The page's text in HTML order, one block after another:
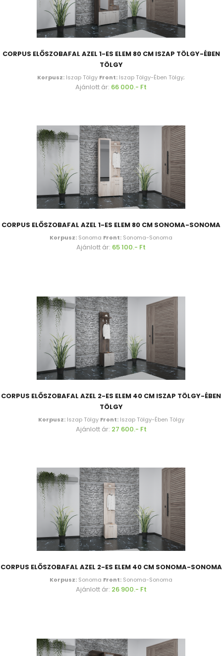
CORPUS ELŐSZOBAFAL AZEL 1-ES ELEM 80 CM ISZAP TÖLGY-ÉBEN
TÖLGY
Korpusz: Iszap Tölgy Front: Iszap Tölgy-Ében Tölgy;
Ajánlott ár: 66 000.- Ft
CORPUS ELŐSZOBAFAL AZEL 1-ES ELEM 80 CM SONOMA-SONOMA
Korpusz: Sonoma Front: Sonoma-Sonoma
Ajánlott ár: 65 100.- Ft
CORPUS ELŐSZOBAFAL AZEL 2-ES ELEM 40 CM ISZAP TÖLGY-ÉBEN
TÖLGY
Korpusz:Iszap Tölgy Front:Iszap Tölgy-Ében Tölgy
Ajánlott ár: 27 600.- Ft
CORPUS ELŐSZOBAFAL AZEL 2-ES ELEM 40 CM SONOMA-SONOMA
Korpusz: Sonoma Front: Sonoma-Sonoma
Ajánlott ár: 26 900.- Ft